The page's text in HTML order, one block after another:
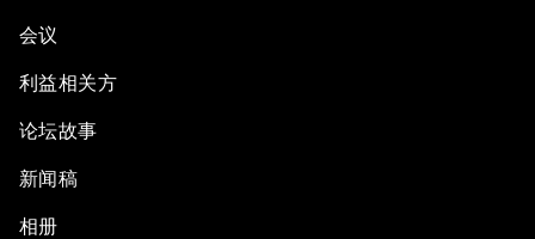
会议
利益相关方
论坛故事
新闻稿
相册